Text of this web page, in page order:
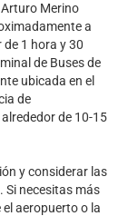
Merino
a
1 hora y 30
de Buses de
ubicada en el
de
de 10-15
y considerar las
Si necesitas más
aeropuerto o la